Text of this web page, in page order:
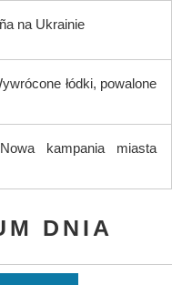
na Ukrainie
łódki, powalone
kampania miasta
DNIA